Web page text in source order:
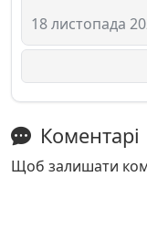
18 листопада
Коментарі
Щоб залишати